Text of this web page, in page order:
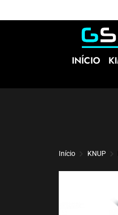
INÍCIO
Início KNUP